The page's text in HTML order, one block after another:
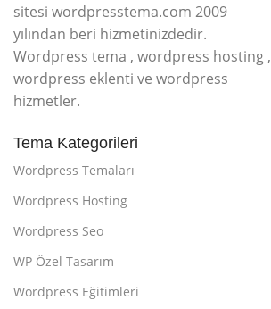
sitesi wordpresstema.com 2009
yılından beri hizmetinizdedir.
Wordpress tema , wordpress hosting ,
wordpress eklenti ve wordpress
hizmetler.
Tema Kategorileri
Wordpress Temaları
Wordpress Hosting
Wordpress Seo
WP Özel Tasarım
Wordpress Eğitimleri